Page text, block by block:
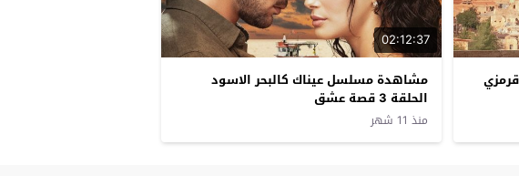
02:12:37
مشاهدة مسلسل عيناك كالبحر الاسود
الحلقة 3 قصة عشق
منذ 11 شهر